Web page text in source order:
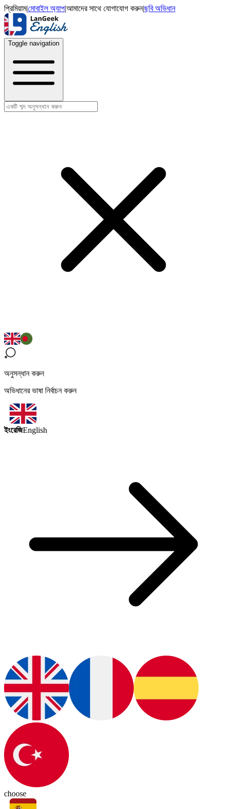
প্রিমিয়াম|মোবাইল অ্যাপ|আমাদের সাথে যোগাযোগ করুন|ছবি অভিধান
Toggle navigation
অনুসন্ধান করুন
অভিধানের ভাষা নির্বাচন করুন
ইংরেজিEnglish
choose